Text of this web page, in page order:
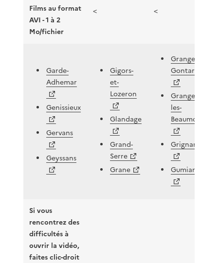
Films au format
AVI - 1 à 2
Mo/fichier
< <
Garde-
Adhemar
Genissieux
Gervans
Geyssans
Gigors-
et-
Lozeron
Glandage
Grand-
Serre
Grane
Granges-
Gontardes
Granges-
les-
Beaumont
Grignan
Gumiane
Si vous
rencontrez des
difficultés à
ouvrir la vidéo,
faites clic-droit